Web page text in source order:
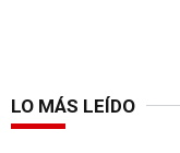
LO MÁS LEÍDO